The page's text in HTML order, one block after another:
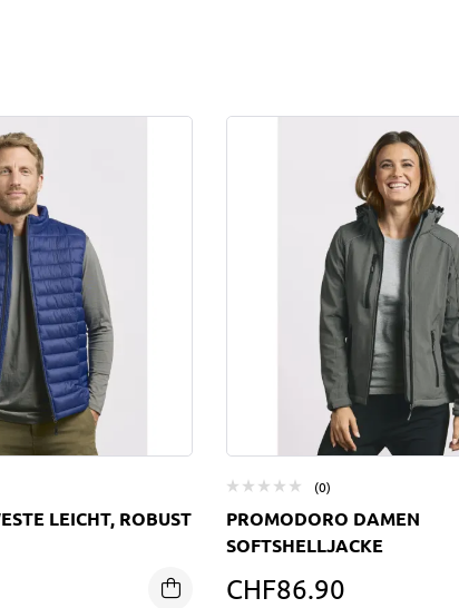
LEICHT, ROBUST
(0)
PROMODORO DAMEN
SOFTSHELLJACKE
CHF86.90